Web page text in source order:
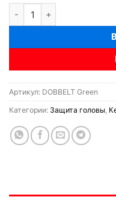
Артикул: DOBBELT Green
Категории: Защита головы,